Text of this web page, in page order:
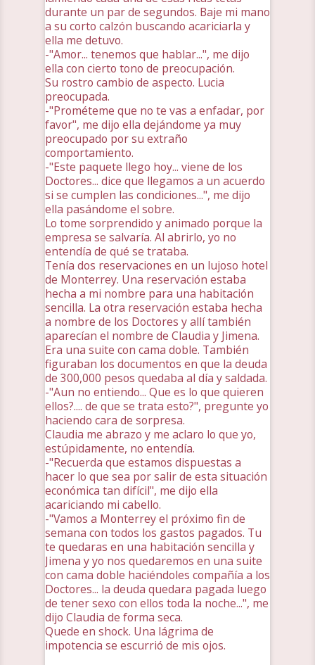
durante un par de segundos. Baje mi mano
a su corto calzón buscando acariciarla y
ella me detuvo.
-"Amor... tenemos que hablar...", me dijo
ella con cierto tono de preocupación.
Su rostro cambio de aspecto. Lucia
preocupada.
-"Prométeme que no te vas a enfadar, por
favor", me dijo ella dejándome ya muy
preocupado por su extraño
comportamiento.
-"Este paquete llego hoy... viene de los
Doctores... dice que llegamos a un acuerdo
si se cumplen las condiciones...", me dijo
ella pasándome el sobre.
Lo tome sorprendido y animado porque la
empresa se salvaría. Al abrirlo, yo no
entendía de qué se trataba.
Tenía dos reservaciones en un lujoso hotel
de Monterrey. Una reservación estaba
hecha a mi nombre para una habitación
sencilla. La otra reservación estaba hecha
a nombre de los Doctores y allí también
aparecían el nombre de Claudia y Jimena.
Era una suite con cama doble. También
figuraban los documentos en que la deuda
de 300,000 pesos quedaba al día y saldada.
-"Aun no entiendo... Que es lo que quieren
ellos?.... de que se trata esto?", pregunte yo
haciendo cara de sorpresa.
Claudia me abrazo y me aclaro lo que yo,
estúpidamente, no entendía.
-"Recuerda que estamos dispuestas a
hacer lo que sea por salir de esta situación
económica tan difícil", me dijo ella
acariciando mi cabello.
-"Vamos a Monterrey el próximo fin de
semana con todos los gastos pagados. Tu
te quedaras en una habitación sencilla y
Jimena y yo nos quedaremos en una suite
con cama doble haciéndoles compañía a los
Doctores... la deuda quedara pagada luego
de tener sexo con ellos toda la noche...", me
dijo Claudia de forma seca.
Quede en shock. Una lágrima de
impotencia se escurrió de mis ojos.